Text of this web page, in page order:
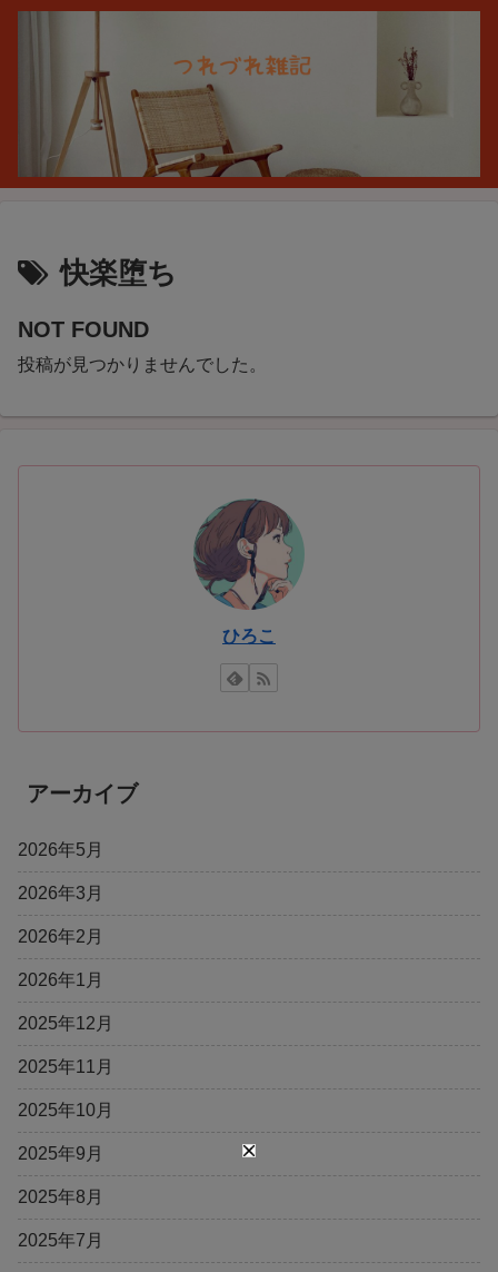
快楽堕ち
NOT FOUND
投稿が見つかりませんでした。
ひろこ
アーカイブ
2026年5月
2026年3月
2026年2月
2026年1月
2025年12月
2025年11月
2025年10月
2025年9月
2025年8月
2025年7月